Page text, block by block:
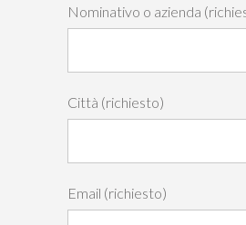
Nominativo o azienda
Città (richiesto)
Email (richiesto)